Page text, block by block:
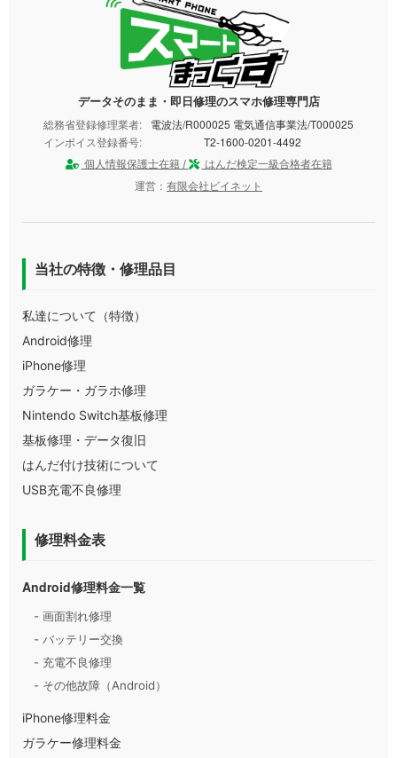
データそのまま・即日修理のスマホ修理専門店
総務省登録修理業者:
電波法/R000025 電気通信事業法/T000025
インボイス登録番号:
T2-1600-0201-4492
個人情報保護士在籍 /
はんだ検定一級合格者在籍
運営： 有限会社ビイネット
当社の特徴・修理品目
私達について（特徴）
Android修理
iPhone修理
ガラケー・ガラホ修理
Nintendo Switch基板修理
基板修理・データ復旧
はんだ付け技術について
USB充電不良修理
修理料金表
Android修理料金一覧
- 画面割れ修理
- バッテリー交換
- 充電不良修理
- その他故障（Android）
iPhone修理料金
ガラケー修理料金